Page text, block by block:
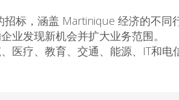
标，涵盖 Martinique 经济的不
业发现新机会并扩大业务范围。
医疗、教育、交通、能源、IT和